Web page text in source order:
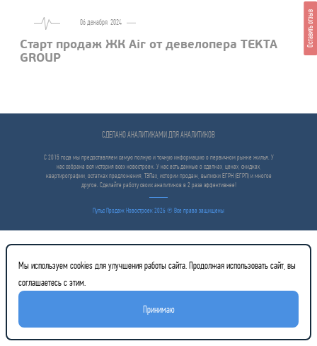
06 декабря 2024
Старт продаж ЖК Air от девелопера TEKTA
GROUP
СДЕЛАНО АНАЛИТИКАМИ ДЛЯ АНАЛИТИКОВ
С 2015 года мы предоставляем самую полную и точную информацию о первичном рынке жилья. У
нас собрана вся история всех новостроек. У нас есть данные о сделках, ценах, скидках,
квартирографии, остатках предложения, ТЭПах, истории продаж, выписки ЕГРН (ЕГРП) и многое
другое. Сделайте работу своих аналитиков в 2 раза эффективнее!
Пульс Продаж Новостроек 2026 ℗ Все права защищены
Оставить отзыв
Мы используем cookies для улучшения работы сайта. Продолжая использовать сайт, вы
соглашаетесь с этим.
Принимаю